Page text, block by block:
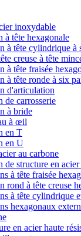
inoxydable
à tête hexagonale
à tête cylindrique à
creuse à tête
à tête fraisée
à tête ronde à six
d'articulation
de carrosserie
à bride
à œil
en T
en U
au carbone
de structure en acier
à tête fraisée
rond à tête creuse
à tête cylindrique
hexagonaux
en acier haute